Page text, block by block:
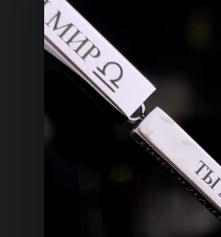
КОНТАКТЫ
ТЕЛЕФОН
+993 649